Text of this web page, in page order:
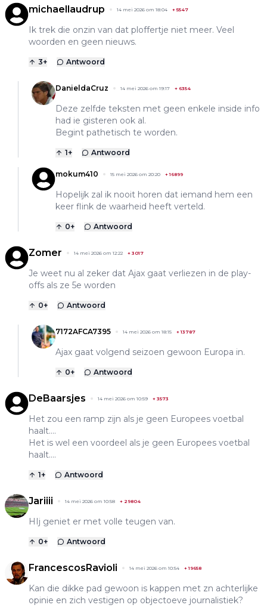
michaellaudrup 14 mei 2026 om 18:04 + 5547
Ik trek die onzin van dat ploffertje niet meer. Veel
woorden en geen nieuws.
3+ Antwoord
DanieldaCruz 14 mei 2026 om 19:17 + 6354
Deze zelfde teksten met geen enkele inside info
had ie gisteren ook al.
Begint pathetisch te worden.
1+ Antwoord
mokum410 15 mei 2026 om 20:20 +16899
Hopelijk zal ik nooit horen dat iemand hem een
keer flink de waarheid heeft verteld.
0+ Antwoord
Zomer 14 mei 2026 om 12:22 + 3017
Je weet nu al zeker dat Ajax gaat verliezen in de play-
offs als ze 5e worden
0+ Antwoord
7172AFCA7395 14 mei 2026 om 18:15 +13787
Ajax gaat volgend seizoen gewoon Europa in.
0+ Antwoord
DeBaarsjes 14 mei 2026 om 10:59 + 3573
Het zou een ramp zijn als je geen Europees voetbal
haalt....
Het is wel een voordeel als je geen Europees voetbal
haalt....
1+ Antwoord
Jariiii 14 mei 2026 om 10:58 + 29804
HIj geniet er met volle teugen van.
0+ Antwoord
FrancescosRavioli 14 mei 2026 om 10:54 +19658
Kan die dikke pad gewoon is kappen met zn achterlijke
opinie en zich vestigen op objectoeve journalistiek?